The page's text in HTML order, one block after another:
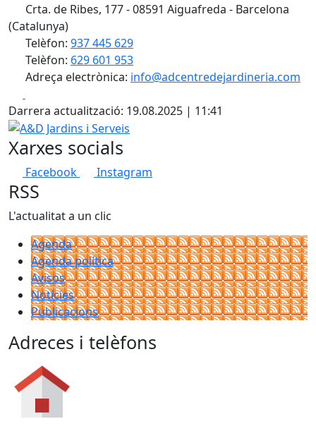
Crta. de Ribes, 177 - 08591 Aiguafreda - Barcelona
(Catalunya)
Telèfon: 937 445 629
Telèfon: 629 601 953
Adreça electrònica: info@adcentredejardineria.com
Darrera actualització: 19.08.2025 | 11:41
A&D Jardins i Serveis
Xarxes socials
Facebook Instagram
RSS
L'actualitat a un clic
Agenda
Agenda política
Avisos
Notícies
Publicacions
Adreces i telèfons